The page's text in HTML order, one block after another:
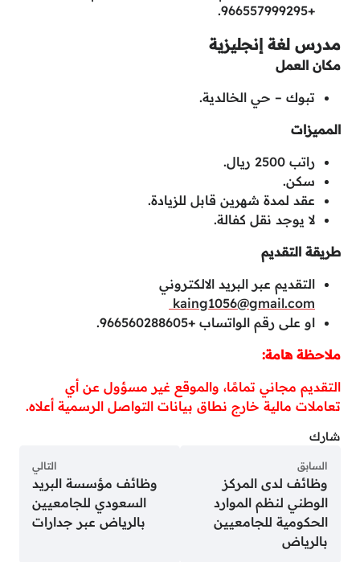
+966557999295.
مدرس لغة إنجليزية
مكان العمل
تبوك – حي الخالدية.
المميزات
راتب 2500 ريال.
سكن.
عقد لمدة شهرين قابل للزيادة.
لا يوجد نقل كفالة.
طريقة التقديم
التقديم عبر البريد الالكتروني
kaing1056@gmail.com
او على رقم الواتساب +966560288605.
ملاحظة هامة:
التقديم مجاني تمامًا، والموقع غير مسؤول عن أي
تعاملات مالية خارج نطاق بيانات التواصل الرسمية أعلاه.
شارك
السابق
وظائف لدى المركز
الوطني لنظم الموارد
الحكومية للجامعيين
بالرياض
التالي
وظائف مؤسسة البريد
السعودي للجامعيين
بالرياض عبر جدارات